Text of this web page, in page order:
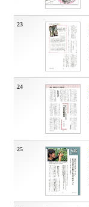
23
24
25